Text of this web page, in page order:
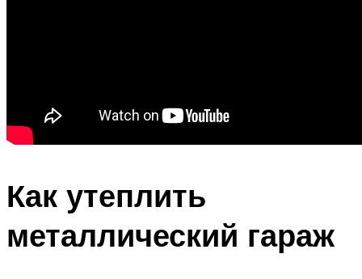
Как утеплить
металлический гараж